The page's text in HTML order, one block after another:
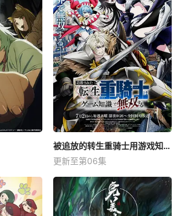
被追放的转生重骑士用游戏知识开无双
更新至第06集